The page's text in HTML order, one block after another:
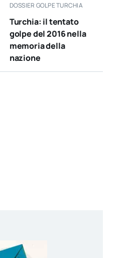
DOSSIER GOLPE TURCHIA
Turchia: il tentato
golpe del 2016 nella
memoria della
nazione